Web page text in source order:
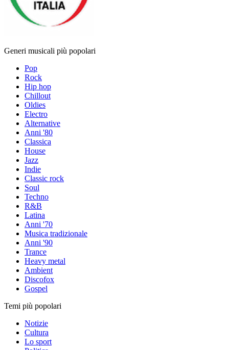
Generi musicali più popolari
Pop
Rock
Hip hop
Chillout
Oldies
Electro
Alternative
Anni '80
Classica
House
Jazz
Indie
Classic rock
Soul
Techno
R&B
Latina
Anni '70
Musica tradizionale
Anni '90
Trance
Heavy metal
Ambient
Discofox
Gospel
Temi più popolari
Notizie
Cultura
Lo sport